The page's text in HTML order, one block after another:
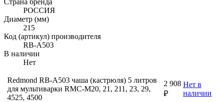
Страна бренда
РОССИЯ
Диаметр (мм)
215
Код (артикул) производителя
RB-A503
В наличии
Нет
Redmond RB-A503 чаша (кастрюля) 5 литров
для мультиварки RMC-M20, 21, 211, 23, 29,
4525, 4500
2 908
₽
Нет в
наличии